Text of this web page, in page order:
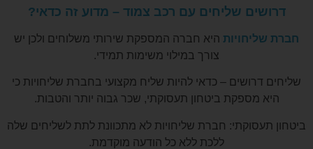
דרושים שליחים עם רכב צמוד – מדוע זה כדאי?
חברת שליחויות היא חברה המספקת שירותי משלוחים ולכן יש
צורך במילוי משימות תמידי.
שליחים דרושים – כדאי להיות שליח מקצועי בחברת שליחויות כי
היא מספקת ביטחון תעסוקתי, שכר גבוה יותר והטבות.
ביטחון תעסוקתי: חברת שליחויות לא מתכוונת לתת לשליחים שלה
ללכת ללא כל הודעה מוקדמת.